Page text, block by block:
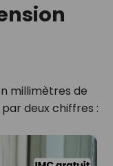
millimètres de
deux chiffres :